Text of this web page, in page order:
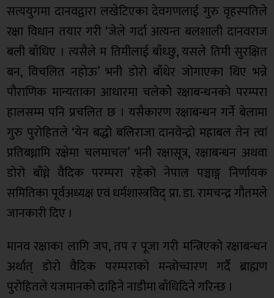
सत्ययुगमा दानवद्वारा लखेटिएका देवगणलाई गुरु वृहस्पतिले
रक्षा विधान तयार गरी ‘जेले गर्दा अत्यन्त बलशाली दानवराज
बली बाँधिए । त्यसैले म तिमीलाई बाँध्छु, यसले तिमी सुरक्षित
बन, विचलित नहोऊ’ भनी डोरो बाँधेर जोगाएका थिए भन्ने
पौराणिक मान्यताका आधारमा चलेकोे रक्षाबन्धनको परम्परा
हालसम्म पनि प्रचलित छ । यसैकारण रक्षाबन्धन गर्ने बेलामा
गुरु पुरोहितले ‘येन बद्धो बलिराजा दानवेन्द्रो महाबल तेन त्वां
प्रतिबध्नामि रक्षेमा चलमाचल’ भनी रक्षासूत्र, रक्षाबन्धन अथवा
डोरो बाँध्ने वैदिक परम्परा रहेको नेपाल पञ्चाङ्ग निर्णायक
समितिका पूर्वअध्यक्ष एवं धर्मशास्त्रविद् प्रा. डा. रामचन्द्र गौतमले
जानकारी दिए ।
मानव रक्षाका लागि जप, तप र पूजा गरी मन्त्रिएको रक्षाबन्धन
अर्थात् डोरो वैदिक परम्पराको मन्त्रोच्चारण गर्दै ब्राह्मण
पुरोहितले यजमानको दाहिने नाडीमा बाँधिदिने गरिन्छ ।